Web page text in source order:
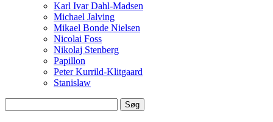
Karl Ivar Dahl-Madsen
Michael Jalving
Mikael Bonde Nielsen
Nicolai Foss
Nikolaj Stenberg
Papillon
Peter Kurrild-Klitgaard
Stanislaw
efter: